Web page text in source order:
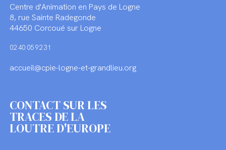
Centre d'Animation en Pays de Logne
8, rue Sainte Radegonde
44650 Corcoué sur Logne
02 40 05 92 31
accueil@cpie-logne-et-grandlieu.org
CONTACT SUR LES
TRACES DE LA
LOUTRE D'EUROPE